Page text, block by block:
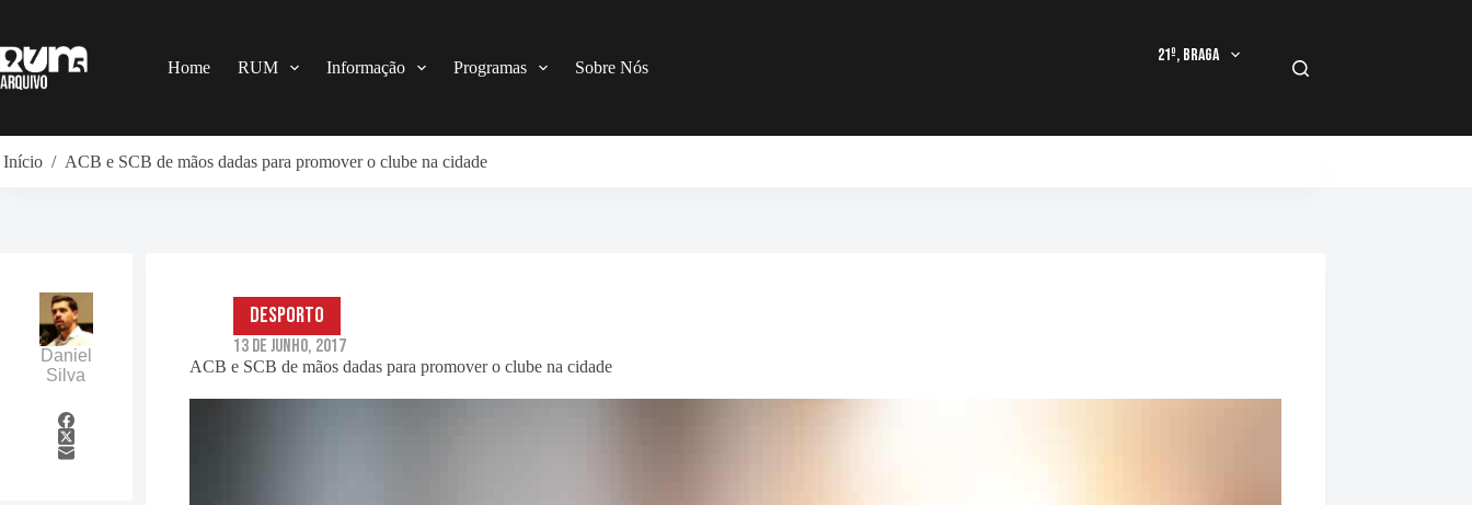
o
conteúdo
Home RUM Informação Programas Sobre Nós
21º, Braga
Início / ACB e SCB de mãos dadas para promover o clube na cidade
ACB e SCB de mãos dadas para promover o clube na cidade
Desporto
13 de Junho, 2017
Daniel
Silva